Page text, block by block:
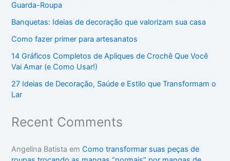
Guarda-Roupa
Banquetas: Ideias de decoração que valorizam sua casa
Como fazer primer para artesanatos
14 Gráficos Completos de Apliques de Crochê Que Você
Vai Amar (e Como Usar!)
27 Ideias de Decoração, Saúde e Estilo que Transformam o
Lar
Recent Comments
Angelina Batista em Como transformar suas peças de